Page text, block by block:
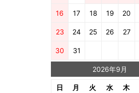
16 17 18 19 20
23 24 25 26 27
30 31
2026年9月
日 月 火 水 木